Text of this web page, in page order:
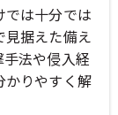
では十分では
見据えた備え
法や侵入経
かりやすく解